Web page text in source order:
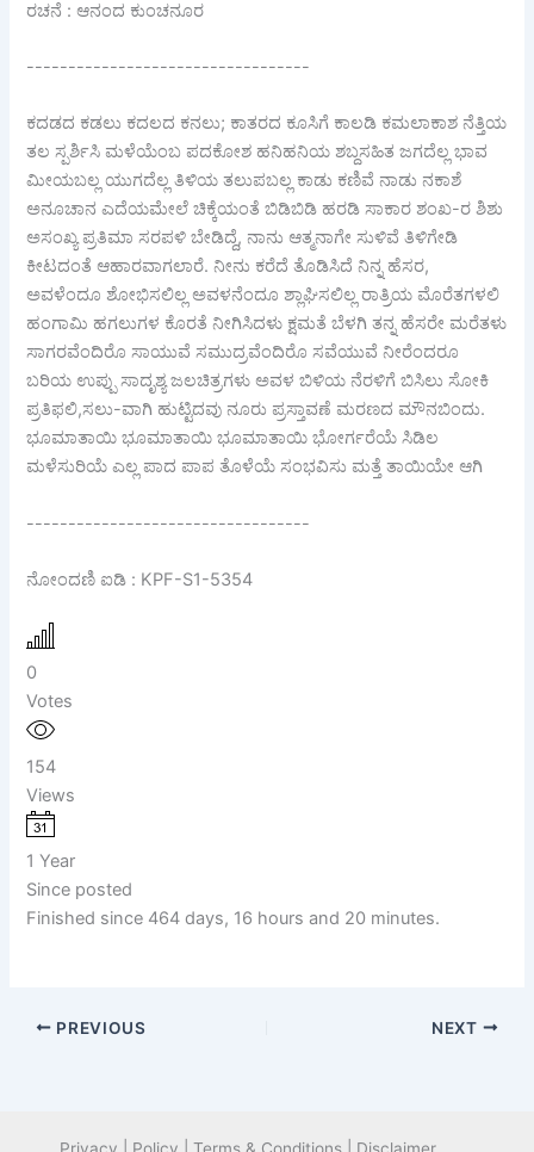
ರಚನೆ : ಆನಂದ ಕುಂಚನೂರ
----------------------------------
ಕದಡದ ಕಡಲು ಕದಲದ ಕನಲು; ಕಾತರದ ಕೂಸಿಗೆ ಕಾಲಡಿ ಕಮಲಾಕಾಶ ನೆತ್ತಿಯ
ತಲ ಸ್ಪರ್ಶಿಸಿ ಮಳೆಯೆಂಬ ಪದಕೋಶ ಹನಿಹನಿಯ ಶಬ್ದಸಹಿತ ಜಗದೆಲ್ಲ ಭಾವ
ಮೀಯಬಲ್ಲ ಯುಗದೆಲ್ಲ ತಿಳಿಯ ತಲುಪಬಲ್ಲ ಕಾಡು ಕಣಿವೆ ನಾಡು ನಕಾಶೆ
ಅನೂಚಾನ ಎದೆಯಮೇಲೆ ಚಿಕ್ಕೆಯಂತೆ ಬಿಡಿಬಿಡಿ ಹರಡಿ ಸಾಕಾರ ಶಂಖ-ರ ಶಿಶು
ಅಸಂಖ್ಯ ಪ್ರತಿಮಾ ಸರಪಳಿ ಬೇಡಿದ್ದೆ, ನಾನು ಆತ್ಮನಾಗೇ ಸುಳಿವೆ ತಿಳಿಗೇಡಿ
ಕೀಟದಂತೆ ಆಹಾರವಾಗಲಾರೆ. ನೀನು ಕರೆದೆ ತೊಡಿಸಿದೆ ನಿನ್ನ ಹೆಸರ,
ಅವಳೆಂದೂ ಶೋಭಿಸಲಿಲ್ಲ ಅವಳನೆಂದೂ ಶ್ಲಾಘಿಸಲಿಲ್ಲ ರಾತ್ರಿಯ ಮೊರೆತಗಳಲಿ
ಹಂಗಾಮಿ ಹಗಲುಗಳ ಕೊರತೆ ನೀಗಿಸಿದಳು ಕ್ಷಮತೆ ಬೆಳಗಿ ತನ್ನ ಹೆಸರೇ ಮರೆತಳು
ಸಾಗರವೆಂದಿರೊ ಸಾಯುವೆ ಸಮುದ್ರವೆಂದಿರೊ ಸವೆಯುವೆ ನೀರೆಂದರೂ
ಬರಿಯ ಉಪ್ಪು ಸಾದೃಶ್ಯ ಜಲಚಿತ್ರಗಳು ಅವಳ ಬಿಳಿಯ ನೆರಳಿಗೆ ಬಿಸಿಲು ಸೋಕಿ
ಪ್ರತಿಫಲಿ,ಸಲು-ವಾಗಿ ಹುಟ್ಟಿದವು ನೂರು ಪ್ರಸ್ತಾವಣೆ ಮರಣದ ಮೌನಬಿಂದು.
ಭೂಮಾತಾಯಿ ಭೂಮಾತಾಯಿ ಭೂಮಾತಾಯಿ ಭೋರ್ಗರೆಯೆ ಸಿಡಿಲ
ಮಳೆಸುರಿಯೆ ಎಲ್ಲ ಪಾದ ಪಾಪ ತೊಳೆಯೆ ಸಂಭವಿಸು ಮತ್ತೆ ತಾಯಿಯೇ ಆಗಿ
----------------------------------
ನೋಂದಣಿ ಐಡಿ : KPF-S1-5354
0
Votes
154
Views
1 Year
Since posted
Finished since 464 days, 16 hours and 20 minutes.
PREVIOUS NEXT